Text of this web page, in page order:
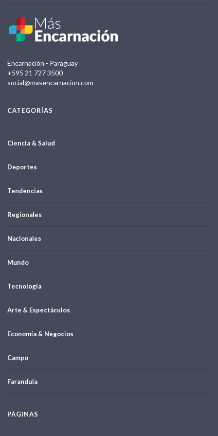
Encarnación - Paraguay
+595 21 727 3500
social@masencarnacion.com
CATEGORÍAS
Ciencia & Salud
Deportes
Tendencias
Regionales
Nacionales
Mundo
Tecnología
Arte & Espectáculos
Economía & Negocios
Campo
Farandula
PÁGINAS